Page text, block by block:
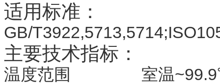
适用标准：
GB/
主要技术指标：
温度范围 室温